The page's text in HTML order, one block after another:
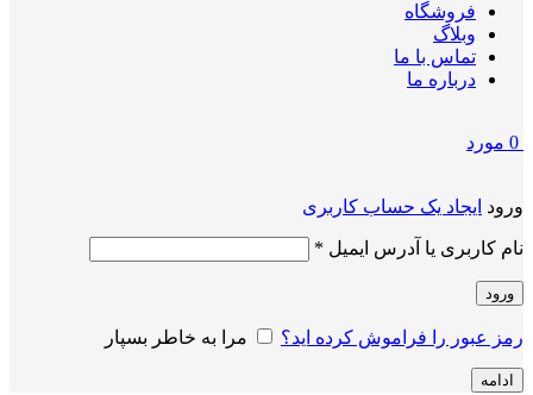
فروشگاه
وبلاگ
تماس با ما
درباره ما
0 مورد
ورود ایجاد یک حساب کاربری
نام کاربری یا آدرس ایمیل *
ورود
رمز عبور را فراموش کرده اید؟ مرا به خاطر بسپار
ادامه